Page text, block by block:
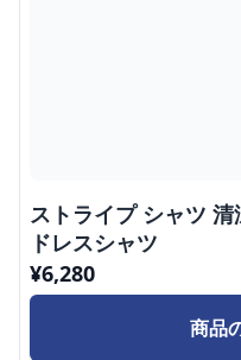
ストライプ シャツ
ドレスシャツ
¥6,280
商品